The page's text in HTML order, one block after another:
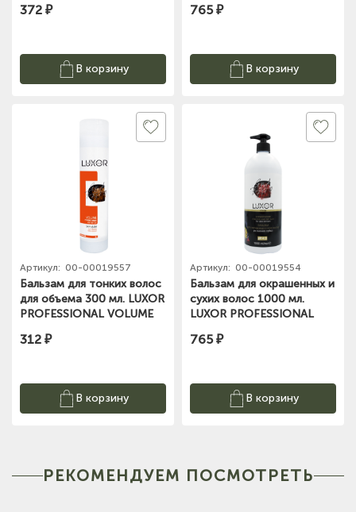
Professional
372 ₽
В корзину
765 ₽
В корзину
Артикул: 00-00019557
Бальзам для тонких волос
для объема 300 мл. LUXOR
PROFESSIONAL VOLUME
312 ₽
В корзину
Артикул: 00-00019554
Бальзам для окрашенных и
сухих волос 1000 мл.
LUXOR PROFESSIONAL
765 ₽
В корзину
РЕКОМЕНДУЕМ ПОСМОТРЕТЬ